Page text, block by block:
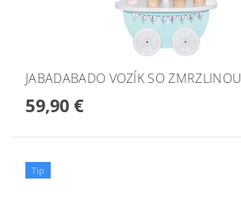
JABADABADO VOZÍK SO ZMRZLINOU
59,90 €
Tip